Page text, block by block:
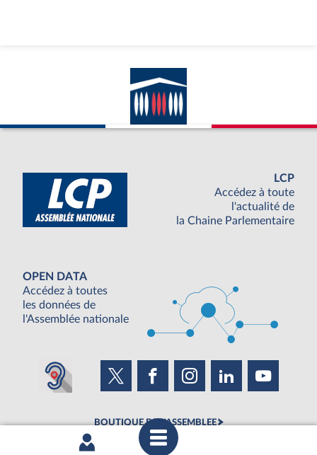
LCP
Accédez à toute
l'actualité de
la Chaine Parlementaire
OPEN DATA
Accédez à toutes
les données de
l'Assemblée nationale
BOUTIQUE DE L'ASSEMBLEE
UNE SEMAINE À L'ASSEMBLÉE